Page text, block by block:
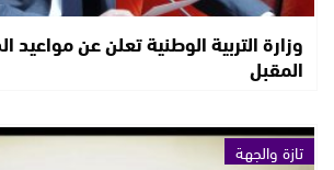
وزارة التربية الوطنية تعلن عن
المقبل
تازة والجهة